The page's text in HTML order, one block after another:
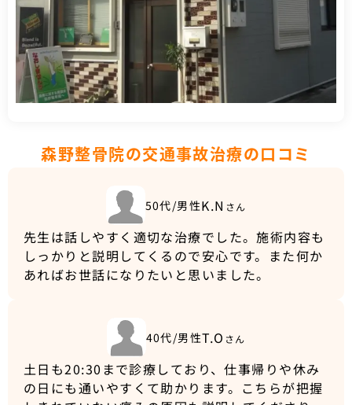
森野整骨院の交通事故治療の口コミ
50代/男性K.N さん
先生は話しやすく適切な治療でした。施術内容も
しっかりと説明してくるので安心です。また何か
あればお世話になりたいと思いました。
40代/男性T.O さん
土日も20:30まで診療しており、仕事帰りや休み
の日にも通いやすくて助かります。こちらが把握